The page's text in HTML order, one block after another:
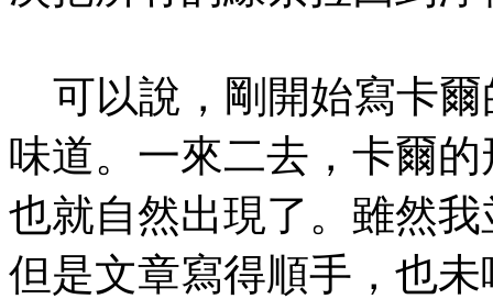
可以說，剛開始寫卡爾
味道。一來二去，卡爾
也就自然出現了。雖然
但是文章寫得順手，也